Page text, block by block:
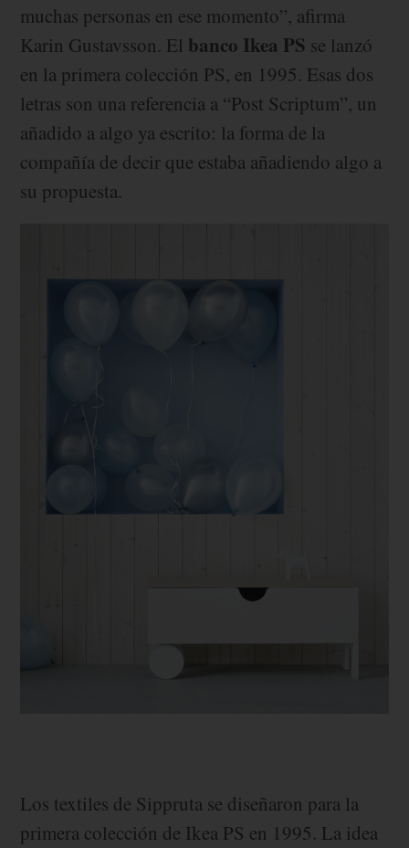
muchas personas en ese momento”, afirma
Karin Gustavsson. El banco Ikea PS se lanzó
en la primera colección PS, en 1995. Esas dos
letras son una referencia a “Post Scriptum”, un
añadido a algo ya escrito: la forma de la
compañía de decir que estaba añadiendo algo a
su propuesta.
Los textiles de Sippruta se diseñaron para la
primera colección de Ikea PS en 1995. La idea